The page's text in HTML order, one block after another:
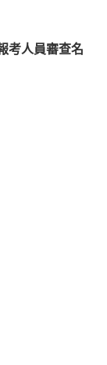
考人員審查名